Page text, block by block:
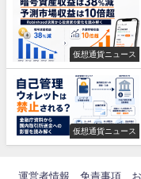
仮想通貨ニュース
仮想通貨ニュース
運営者情報 免責事項